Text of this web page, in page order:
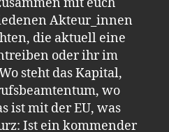
mit euch
Akteur_innen
die aktuell eine
oder ihr im
steht das Kapital,
wo
ist mit der EU, was
Ist ein kommender